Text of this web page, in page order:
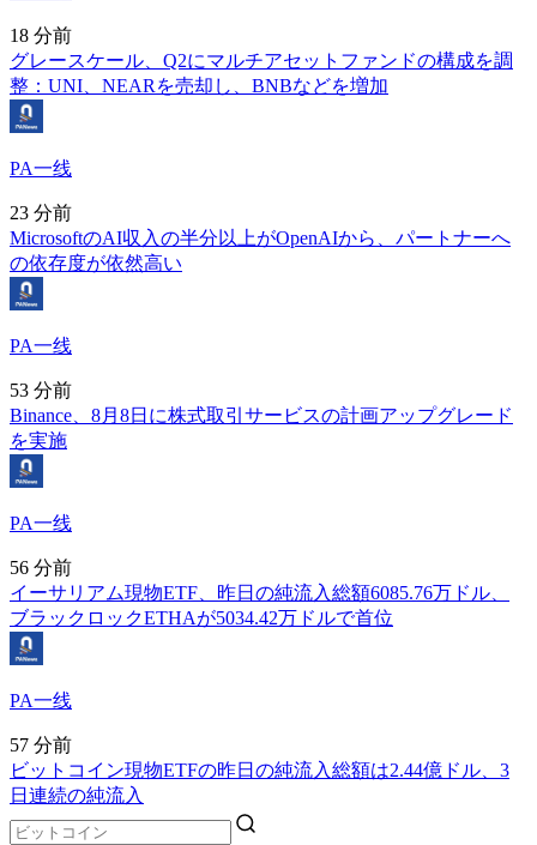
18 分前
グレースケール、Q2にマルチアセットファンドの構成を調
整：UNI、NEARを売却し、BNBなどを増加
PA一线
23 分前
MicrosoftのAI収入の半分以上がOpenAIから、パートナーへ
の依存度が依然高い
PA一线
53 分前
Binance、8月8日に株式取引サービスの計画アップグレード
を実施
PA一线
56 分前
イーサリアム現物ETF、昨日の純流入総額6085.76万ドル、
ブラックロックETHAが5034.42万ドルで首位
PA一线
57 分前
ビットコイン現物ETFの昨日の純流入総額は2.44億ドル、3
日連続の純流入